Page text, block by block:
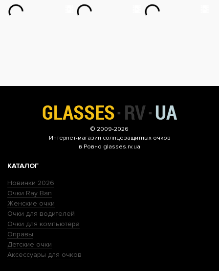
© 2009-2026
Интернет-магазин солнцезащитных очков
в Ровно glasses.rv.ua
КАТАЛОГ
Новинки 2026
Очки Ray Ban
Женские очки
Очки для водителей
Очки для компьютера
Оправы
Детские очки
Аксессуары для очков